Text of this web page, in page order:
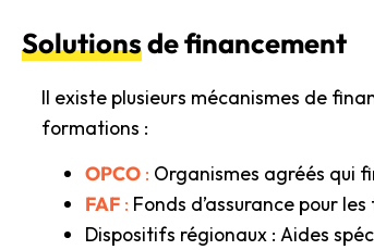
Solutionsde financement
Il existe plusieurs mécanismes de
formations :
OPCO: Organismes agréés qui
FAF: Fonds d’assurance pour
Dispositifs régionaux : Aides